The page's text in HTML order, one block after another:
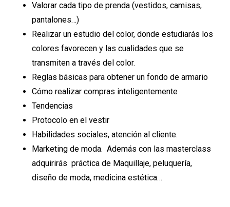
Valorar cada tipo de prenda (vestidos, camisas,
pantalones…)
Realizar un estudio del color, donde estudiarás los
colores favorecen y las cualidades que se
transmiten a través del color.
Reglas básicas para obtener un fondo de armario
Cómo realizar compras inteligentemente
Tendencias
Protocolo en el vestir
Habilidades sociales, atención al cliente.
Marketing de moda. Además con las masterclass
adquirirás práctica de Maquillaje, peluquería,
diseño de moda, medicina estética…